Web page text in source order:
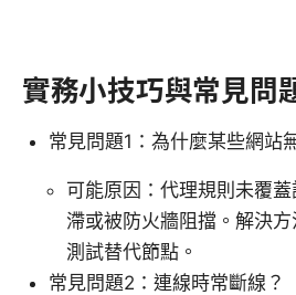
實務小技巧與常見問
常見問題1：為什麼某些網站
可能原因：代理規則未覆
滯或被防火牆阻擋。解決方
測試替代節點。
常見問題2：連線時常斷線？